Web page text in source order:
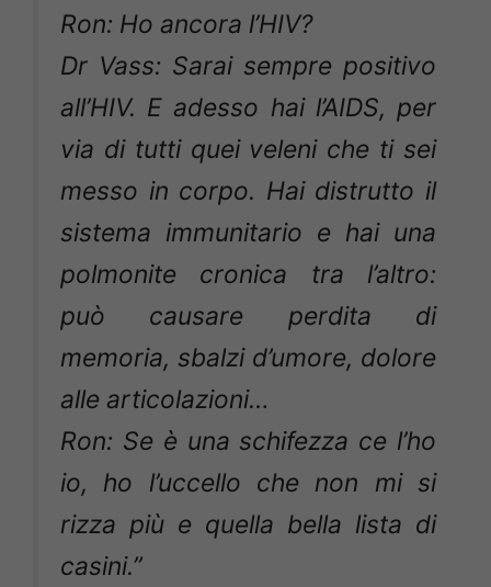
Ron: Ho ancora l’HIV?
Dr Vass: Sarai sempre positivo
all’HIV. E adesso hai l’AIDS, per
via di tutti quei veleni che ti sei
messo in corpo. Hai distrutto il
sistema immunitario e hai una
polmonite cronica tra l’altro:
può causare perdita di
memoria, sbalzi d’umore, dolore
alle articolazioni…
Ron: Se è una schifezza ce l’ho
io, ho l’uccello che non mi si
rizza più e quella bella lista di
casini.”